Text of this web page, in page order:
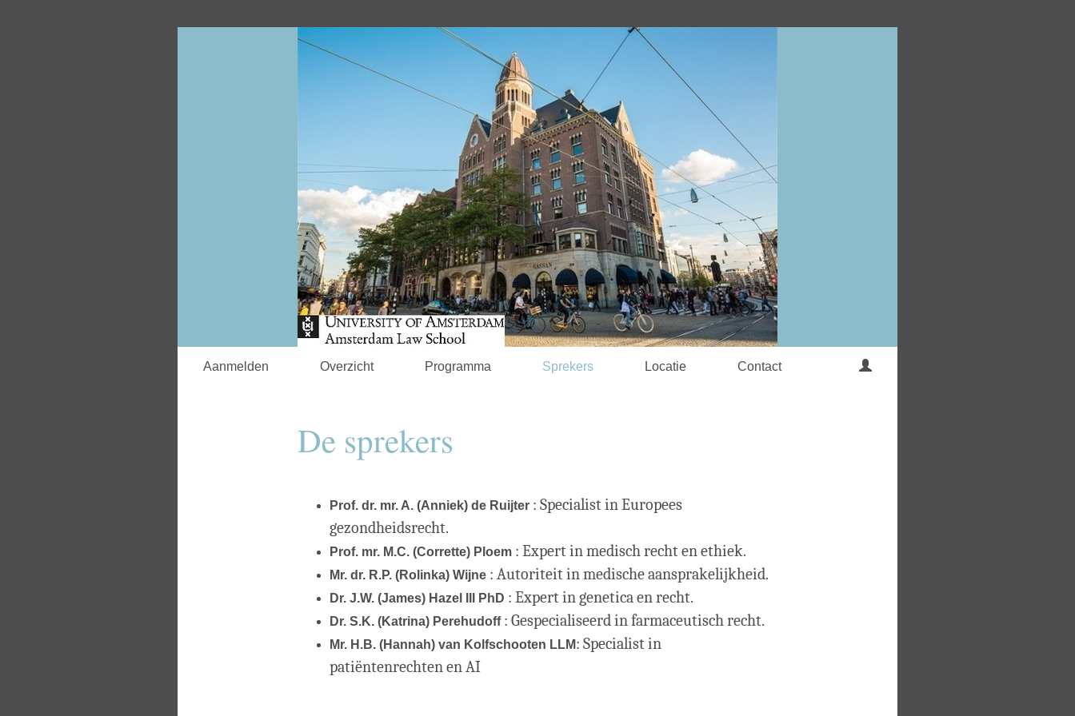
Aanmelden Overzicht Programma Sprekers Locatie Contact
De sprekers
Prof. dr. mr. A. (Anniek) de Ruijter : Specialist in Europees
gezondheidsrecht.
Prof. mr. M.C. (Corrette) Ploem : Expert in medisch recht en ethiek.
Mr. dr. R.P. (Rolinka) Wijne : Autoriteit in medische aansprakelijkheid.
Dr. J.W. (James) Hazel III PhD : Expert in genetica en recht.
Dr. S.K. (Katrina) Perehudoff : Gespecialiseerd in farmaceutisch recht.
Mr. H.B. (Hannah) van Kolfschooten LLM: Specialist in
patiëntenrechten en AI